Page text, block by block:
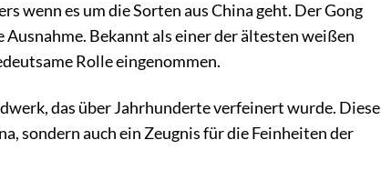
wenn es um die Sorten aus China geht. Der Gong
Bekannt als einer der ältesten weißen
Rolle eingenommen.
das über Jahrhunderte verfeinert wurde. Diese
sondern auch ein Zeugnis für die Feinheiten der